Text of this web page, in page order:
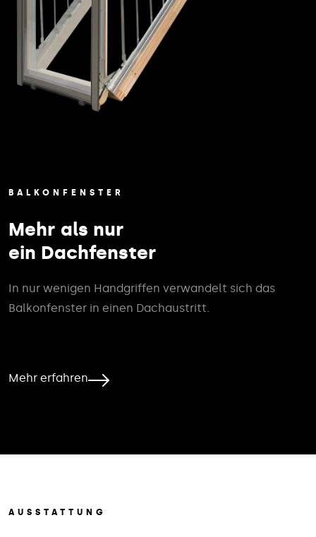
BALKONFENSTER
Mehr als nur
ein Dachfenster
In nur wenigen Handgriffen verwandelt sich das
Balkonfenster in einen Dachaustritt.
Mehr erfahren
AUSSTATTUNG